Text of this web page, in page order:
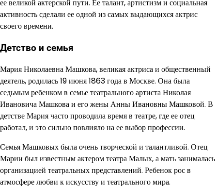
ее великой актерской пути. Ее талант, артистизм и социальная
активность сделали ее одной из самых выдающихся актрис
своего времени.
Детство и семья
Мария Николаевна Машкова, великая актриса и общественный
деятель, родилась 19 июня 1863 года в Москве. Она была
седьмым ребенком в семье театрального артиста Николая
Ивановича Машкова и его жены Анны Ивановны Машковой. В
детстве Мария часто проводила время в театре, где ее отец
работал, и это сильно повлияло на ее выбор профессии.
Семья Машковых была очень творческой и талантливой. Отец
Марии был известным актером театра Малых, а мать занималась
организацией театральных представлений. Ребенок рос в
атмосфере любви к искусству и театрального мира.